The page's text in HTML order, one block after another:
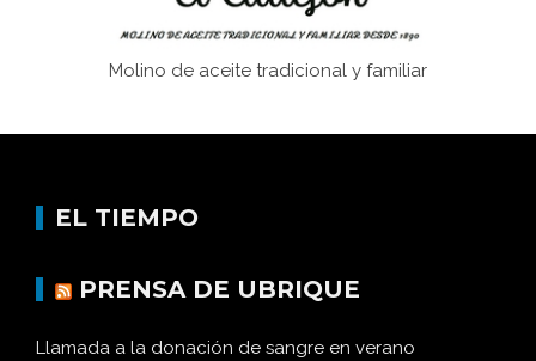
Molino de aceite tradicional y familiar
EL TIEMPO
PRENSA DE UBRIQUE
Llamada a la donación de sangre en verano